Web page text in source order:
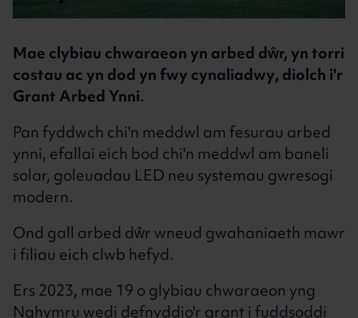
Mae clybiau chwaraeon yn arbed dŵr, yn torri
costau ac yn dod yn fwy cynaliadwy, diolch i'r
Grant Arbed Ynni.
Pan fyddwch chi'n meddwl am fesurau arbed
ynni, efallai eich bod chi'n meddwl am baneli
solar, goleuadau LED neu systemau gwresogi
modern.
Ond gall arbed dŵr wneud gwahaniaeth mawr
i filiau eich clwb hefyd.
Ers 2023, mae 19 o glybiau chwaraeon yng